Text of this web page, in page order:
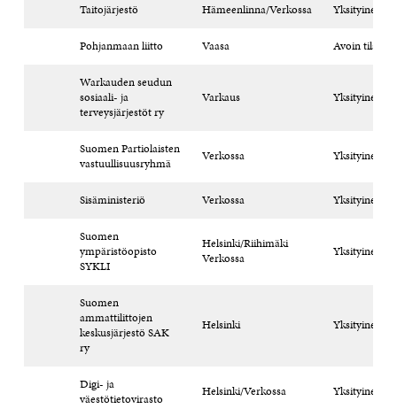
Taitojärjestö Hämeenlinna/Verkossa Yksityinen
Pohjanmaan liitto Vaasa Avoin
Warkauden seudun
sosiaali- ja
terveysjärjestöt ry
Varkaus Yksityinen
Suomen Partiolaisten
vastuullisuusryhmä
Verkossa Yksityinen
Sisäministeriö Verkossa Yksityinen
Suomen
ympäristöopisto
SYKLI
Helsinki/Riihimäki
Verkossa
Yksityinen
Suomen
ammattilittojen
keskusjärjestö SAK
ry
Helsinki Yksityinen
Digi- ja
väestötietovirasto
Helsinki/Verkossa Yksityinen